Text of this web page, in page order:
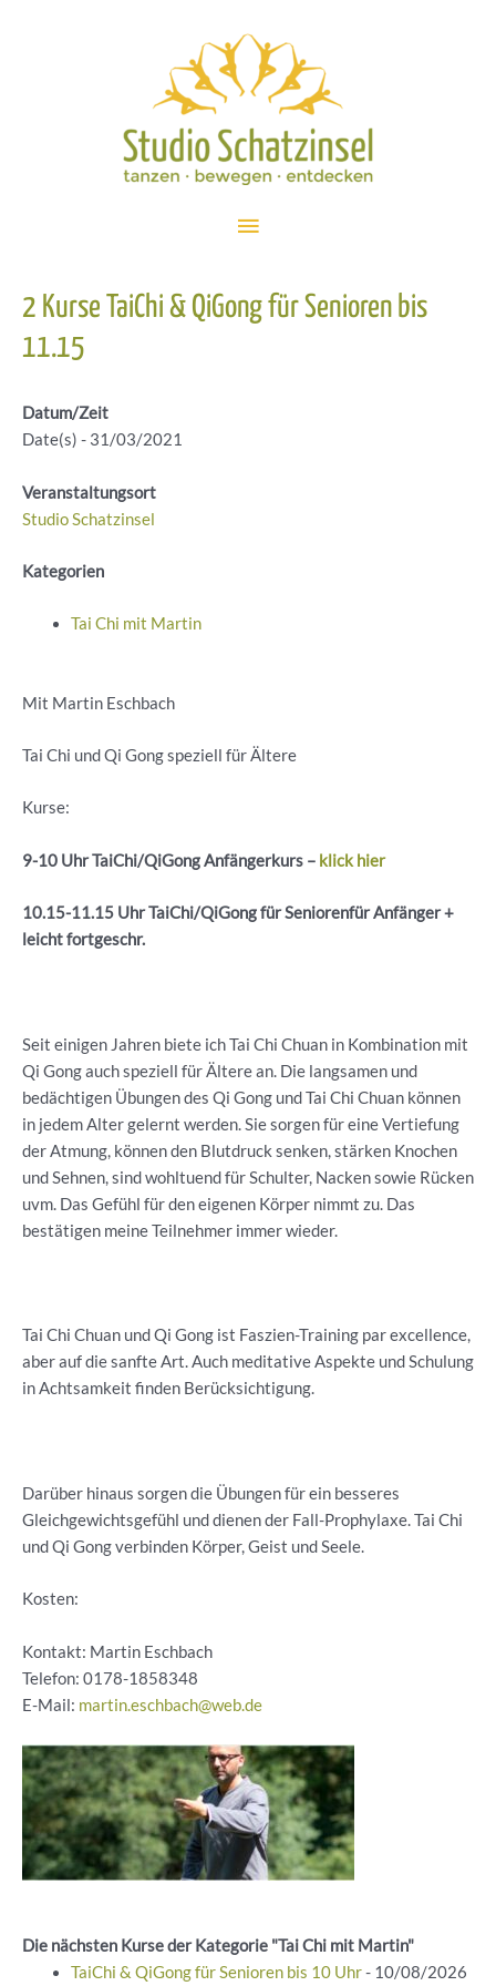
Hauptmenü
2 Kurse TaiChi & QiGong für Senioren bis
11.15
Datum/Zeit
Date(s) - 31/03/2021
Veranstaltungsort
Studio Schatzinsel
Kategorien
Tai Chi mit Martin
Mit Martin Eschbach
Tai Chi und Qi Gong speziell für Ältere
Kurse:
9-10 UhrTaiChi/QiGongAnfängerkurs – klick hier
10.15-11.15 UhrTaiChi/QiGongfürSeniorenfürAnfänger +
leichtfortgeschr.
Seit einigen Jahren biete ich Tai Chi Chuan in Kombination mit
Qi Gong auch speziell für Ältere an. Die langsamen und
bedächtigen Übungen des Qi Gong und Tai Chi Chuan können
in jedem Alter gelernt werden. Sie sorgen für eine Vertiefung
der Atmung, können den Blutdruck senken, stärken Knochen
und Sehnen, sind wohltuend für Schulter, Nacken sowie Rücken
uvm. Das Gefühl für den eigenen Körper nimmt zu. Das
bestätigen meine Teilnehmer immer wieder.
Tai Chi Chuan und Qi Gong ist Faszien-Training par excellence,
aber auf die sanfte Art. Auch meditative Aspekte und Schulung
in Achtsamkeit finden Berücksichtigung.
Darüber hinaus sorgen die Übungen für ein besseres
Gleichgewichtsgefühl und dienen der Fall-Prophylaxe. Tai Chi
und Qi Gong verbinden Körper, Geist und Seele.
Kosten:
Kontakt: Martin Eschbach
Telefon: 0178-1858348
E-Mail: martin.eschbach@web.de
Die nächsten Kurse der Kategorie "Tai Chi mit Martin"
TaiChi & QiGong für Senioren bis 10 Uhr- 10/08/2026